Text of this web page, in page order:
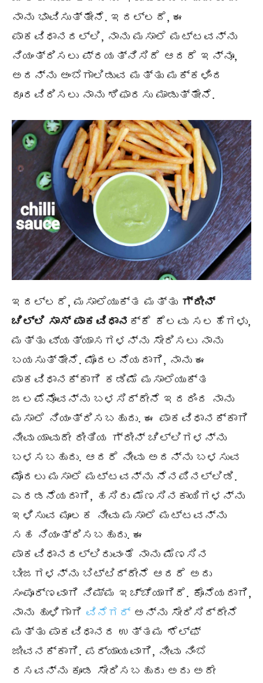
ನಾನು ಭಾವಿಸುತ್ತೇನೆ. ಇದಲ್ಲದೆ, ಈ
ಪಾಕವಿಧಾನದಲ್ಲಿ, ನಾನು ಮಸಾಲೆ ಮಟ್ಟವನ್ನು
ನಿಯಂತ್ರಿಸಲು ಪ್ರಯತ್ನಿಸಿದೆ ಆದರೆ ಇನ್ನೂ,
ಅದನ್ನು ಅಂಬೆಗಾಲಿಡುವ ಮತ್ತು ಮಕ್ಕಳಿಂದ
ದೂರವಿರಿಸಲು ನಾನು ಶಿಫಾರಸು ಮಾಡುತ್ತೇನೆ.
ಇದಲ್ಲದೆ, ಮಸಾಲೆಯುಕ್ತ ಮತ್ತು ಗ್ರೀನ್
ಚಿಲ್ಲಿ ಸಾಸ್ ಪಾಕವಿಧಾನ ಕ್ಕೆ ಕೆಲವು ಸಲಹೆಗಳು,
ಮತ್ತು ವ್ಯತ್ಯಾಸಗಳನ್ನು ಸೇರಿಸಲು ನಾನು
ಬಯಸುತ್ತೇನೆ. ಮೊದಲನೆಯದಾಗಿ, ನಾನು ಈ
ಪಾಕವಿಧಾನಕ್ಕಾಗಿ ಕಡಿಮೆ ಮಸಾಲೆಯುಕ್ತ
ಜಲಪೆನೊವನ್ನು ಬಳಸಿದ್ದೇನೆ ಇದರಿಂದ ನಾನು
ಮಸಾಲೆ ನಿಯಂತ್ರಿಸಬಹುದು. ಈ ಪಾಕವಿಧಾನಕ್ಕಾಗಿ
ನೀವು ಯಾವುದೇ ರೀತಿಯ ಗ್ರೀನ್ ಚಿಲ್ಲಿಗಳನ್ನು
ಬಳಸಬಹುದು. ಆದರೆ ನೀವು ಅದನ್ನು ಬಳಸುವ
ಮೊದಲು ಮಸಾಲೆ ಮಟ್ಟವನ್ನು ನೆನಪಿನಲ್ಲಿಡಿ.
ಎರಡನೆಯದಾಗಿ, ಹಸಿರು ಮೆಣಸಿನಕಾಯಿಗಳನ್ನು
ಇಳಿಸುವ ಮೂಲಕ ನೀವು ಮಸಾಲೆ ಮಟ್ಟವನ್ನು
ಸಹ ನಿಯಂತ್ರಿಸಬಹುದು. ಈ
ಪಾಕವಿಧಾನದಲ್ಲಿರುವಂತೆ ನಾನು ಮೆಣಸಿನ
ಬೀಜಗಳನ್ನು ಬಿಟ್ಟಿದ್ದೇನೆ ಆದರೆ ಅದು
ಸಂಪೂರ್ಣವಾಗಿ ನಿಮ್ಮ ಇಚ್ಚೆಯಾಗಿದೆ. ಕೊನೆಯದಾಗಿ,
ನಾನು ಹುಳಿಗಾಗಿ ವಿನೆಗರ್ ಅನ್ನು ಸೇರಿಸಿದ್ದೇನೆ
ಮತ್ತು ಪಾಕವಿಧಾನದ ಉತ್ತಮ ಶೆಲ್ಫ್
ಜೀವನಕ್ಕಾಗಿ. ಪರ್ಯಾಯವಾಗಿ, ನೀವು ನಿಂಬೆ
ರಸವನ್ನು ಕೂಡ ಸೇರಿಸಬಹುದು ಅದು ಅದೇ